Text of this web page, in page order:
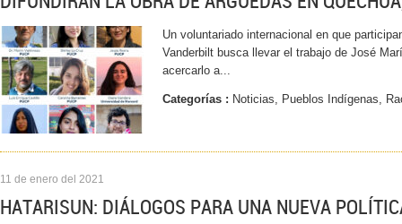
Un voluntariado internacional en que
Vanderbilt busca llevar el trabajo de José
acercarlo a...
Categorías : Noticias, Pueblos Indígenas,
11 de enero del 2021
HATARISUN: DIÁLOGOS PARA UNA NUEVA